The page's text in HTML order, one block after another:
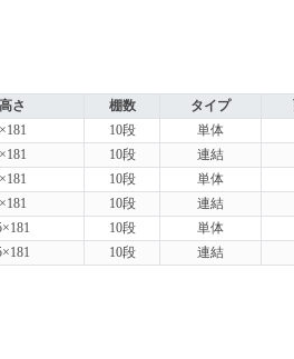
さ 棚数 タイプ
10段 単体
10段 連結
10段 単体
10段 連結
10段 単体
10段 連結